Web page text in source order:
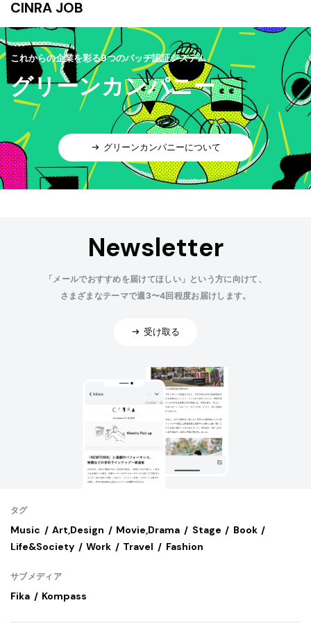
CINRA JOB
これからの企業を彩る9つのバッヂ認証システム
グリーンカンパニー
グリーンカンパニーについて
Newsletter
「メールでおすすめを届けてほしい」という方に向けて、
さまざまなテーマで週3〜4回程度お届けします。
受け取る
タグ
Music Art,Design Movie,Drama Stage
Book
Life&Society
Work Travel Fashion
サブメディア
Fika Kompass